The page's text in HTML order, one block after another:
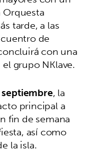
tarde, a las
de
con una
grupo NKlave.
, la
principal a
fin de semana
así como
la isla.